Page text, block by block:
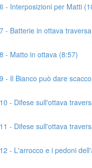
- Interposizioni per Matti
- Batterie in ottava
- Matto in ottava (8:57)
- Il Bianco può dare
- Difese sull'ottava
- Difese sull'ottava
- L'arrocco e i pedoni